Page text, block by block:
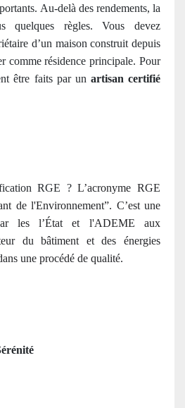
Au-delà des rendements, la
quelques règles. Vous devez
d’un maison construit depuis
comme résidence principale. Pour
être faits par un artisan certifié
RGE ?L’acronyme RGE
de l'Environnement”. C’est une
les l’État et l'ADEME aux
du bâtiment et des énergies
une procédé de qualité.